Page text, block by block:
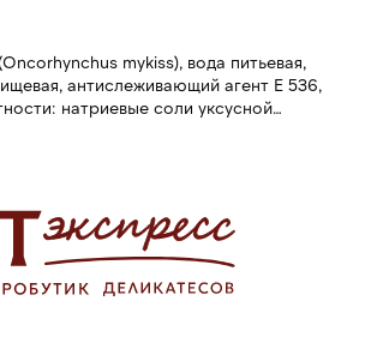
mykiss), вода питьевая,
антислеживающий агент Е 536,
натриевые соли уксусной
кислота.